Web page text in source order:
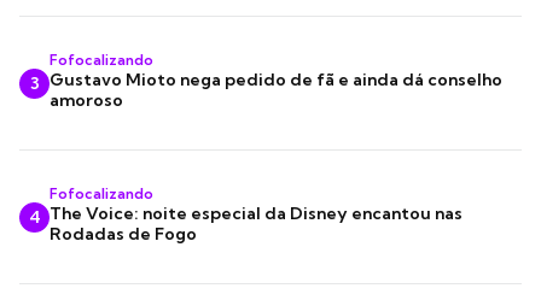
3
Fofocalizando
Gustavo Mioto nega pedido de fã e ainda dá conselho
amoroso
4
Fofocalizando
The Voice: noite especial da Disney encantou nas
Rodadas de Fogo